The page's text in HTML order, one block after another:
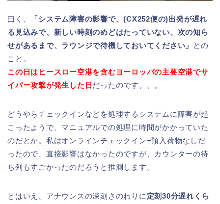
曰く、
「システム障害の影響で、(CX252便の)出発が遅れ
る見込みで、新しい時刻のめどはたっていない。次の知ら
せがあるまで、ラウンジで待機しておいてください」
との
こと。
この日はヒースロー空港を含むヨーロッパの主要空港でサ
イバー攻撃が発生した日 だったのです。。。
どうやらチェックインなどを処理するシステムに障害が起
こったようで、マニュアルでの処理に時間がかかっていた
のだとか。私はオンラインチェックイン+預入荷物なしだ
ったので、直接影響はなかったのですが、カウンターの待
ち列もすごかったのだろうと推測します。
とはいえ、アナウンスの深刻さのわりに 定刻30分遅れくら